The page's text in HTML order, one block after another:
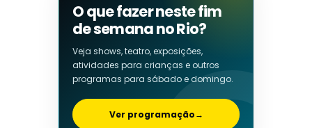
O que fazer neste fim
de semana no Rio?
Veja shows, teatro, exposições,
atividades para crianças e outros
programas para sábado e domingo.
Ver programação→